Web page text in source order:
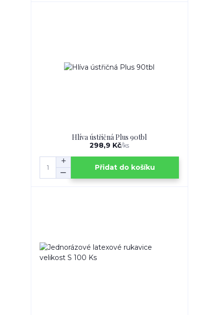
Hlíva ústřičná Plus 90tbl
298,9 Kč/ks
Přidat do košíku